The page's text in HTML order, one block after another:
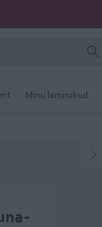
Minu lemmikud